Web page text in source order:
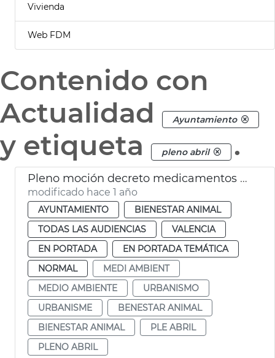
Vivienda
Web FDM
Contenido con
Actualidad
Ayuntamiento
y etiqueta pleno abril .
Pleno moción decreto medicamentos veterinarios
modificado hace 1 año
AYUNTAMIENTO
BIENESTAR ANIMAL
TODAS LAS AUDIENCIAS
VALENCIA
EN PORTADA
EN PORTADA TEMÁTICA
NORMAL
MEDI AMBIENT
MEDIO AMBIENTE
URBANISMO
URBANISME
BENESTAR ANIMAL
BIENESTAR ANIMAL
PLE ABRIL
PLENO ABRIL